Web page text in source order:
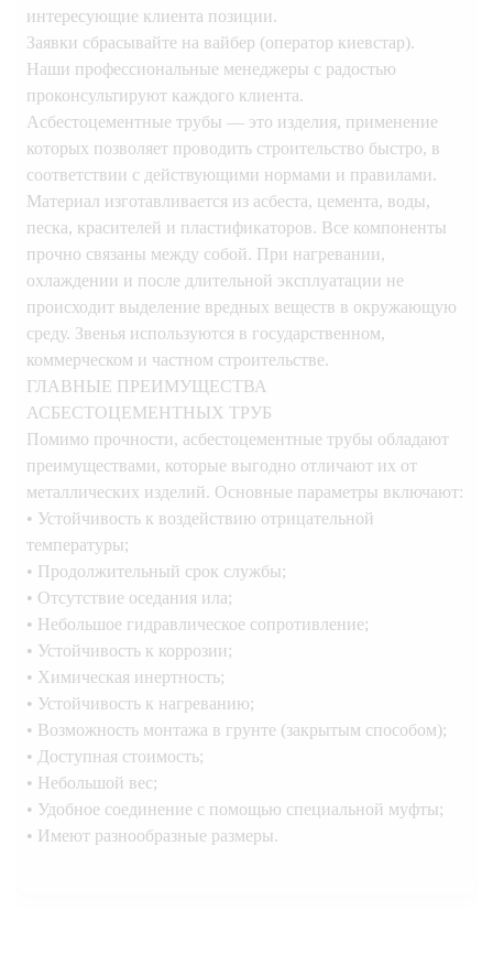
интересующие клиента позиции.
Заявки сбрасывайте на вайбер (оператор киевстар).
Наши профессиональные менеджеры с радостью
проконсультируют каждого клиента.
Асбестоцементные трубы — это изделия, применение
которых позволяет проводить строительство быстро, в
соответствии с действующими нормами и правилами.
Материал изготавливается из асбеста, цемента, воды,
песка, красителей и пластификаторов. Все компоненты
прочно связаны между собой. При нагревании,
охлаждении и после длительной эксплуатации не
происходит выделение вредных веществ в окружающую
среду. Звенья используются в государственном,
коммерческом и частном строительстве.
ГЛАВНЫЕ ПРЕИМУЩЕСТВА
АСБЕСТОЦЕМЕНТНЫХ ТРУБ
Помимо прочности, асбестоцементные трубы обладают
преимуществами, которые выгодно отличают их от
металлических изделий. Основные параметры включают:
• Устойчивость к воздействию отрицательной
температуры;
• Продолжительный срок службы;
• Отсутствие оседания ила;
• Небольшое гидравлическое сопротивление;
• Устойчивость к коррозии;
• Химическая инертность;
• Устойчивость к нагреванию;
• Возможность монтажа в грунте (закрытым способом);
• Доступная стоимость;
• Небольшой вес;
• Удобное соединение с помощью специальной муфты;
• Имеют разнообразные размеры.